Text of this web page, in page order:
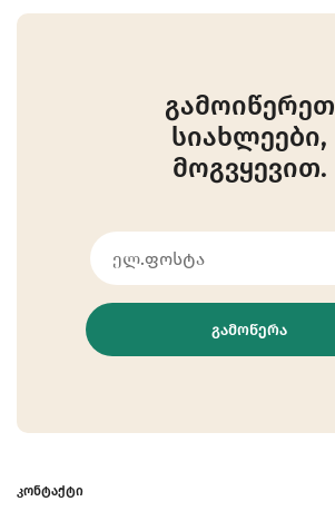
გამოიწერეთ
სიახლეები,
მოგვყევით.
ᲒᲐᲛᲝᲬᲔᲠᲐ
ᲙᲝᲜᲢᲐᲥᲢᲘ